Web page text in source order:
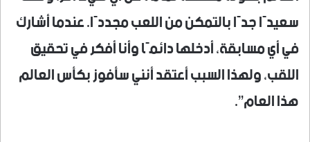
سعيدًا جدًا بالتمكن من اللعب مجددًا. عندما أشارك
في أي مسابقة، أدخلها دائمًا وأنا أفكر في تحقيق
اللقب، ولهذا السبب أعتقد أنني سأفوز بكأس العالم
هذا العام”.